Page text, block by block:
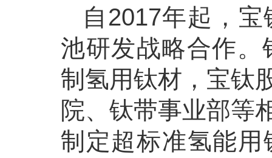
自2017年起，
池研发战略合作。
制氢用钛材，宝钛
院、钛带事业部等
制定超标准氢能